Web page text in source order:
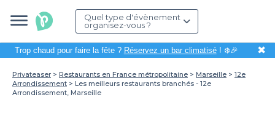
Quel type d'évènement
organisez-vous ?
Trop chaud pour faire la fête ? Réservez un bar climatisé! ❄️🎉 ✖
Privateaser Restaurants en France métropolitaine Marseille
12e
Arrondissement
Les meilleurs restaurants branchés - 12e
Arrondissement, Marseille